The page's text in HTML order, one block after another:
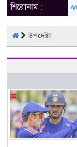
শিরোনাম :
to
উপদেষ্টা